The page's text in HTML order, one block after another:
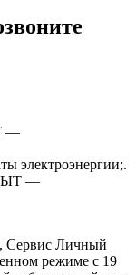
—
электроэнергии;.
—
Сервис Личный
режиме c 19